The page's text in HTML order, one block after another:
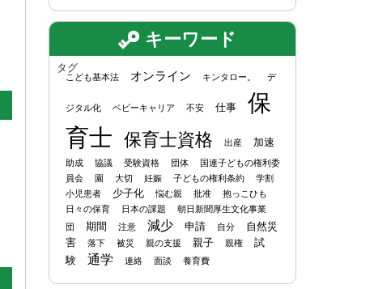
キーワード
タグ
こども基本法 オンライン キンタロー。 デ
ジタル化 ベビーキャリア 不安 仕事
保
育士 保育士資格 出産 加速
助成 協議 受験資格 団体
国連子どもの権利委
員会
園 大切 妊娠 子どもの権利条約
学割
小児患者
少子化 悩む親 批准
抱っこひも
日々の保育
日本の課題
朝日新聞厚生文化事業
団
期間 注意 減少 申請 自分
自然災
害
落下 被災 親の支援 親子 親権
試
験
通学 連絡 面談 養育費